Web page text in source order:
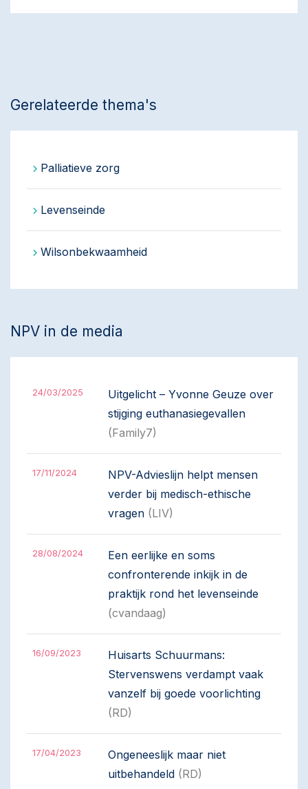
Gerelateerde thema's
Palliatieve zorg
Levenseinde
Wilsonbekwaamheid
NPV in de media
24/03/2025
Uitgelicht – Yvonne Geuze over
stijging euthanasiegevallen
(Family7)
17/11/2024
NPV-Advieslijn helpt mensen
verder bij medisch-ethische
vragen (LIV)
28/08/2024
Een eerlijke en soms
confronterende inkijk in de
praktijk rond het levenseinde
(cvandaag)
16/09/2023
Huisarts Schuurmans:
Stervenswens verdampt vaak
vanzelf bij goede voorlichting
(RD)
17/04/2023
Ongeneeslijk maar niet
uitbehandeld (RD)